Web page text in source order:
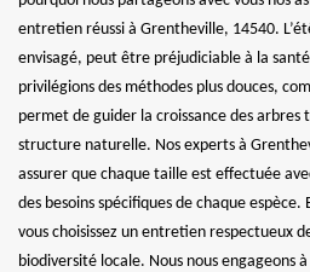
entretien réussi à Grentheville, 14540.
envisagé, peut être préjudiciable à la
privilégions des méthodes plus douces,
permet de guider la croissance des
structure naturelle. Nos experts à
assurer que chaque taille est effectuée
des besoins spécifiques de chaque
vous choisissez un entretien respectueux
biodiversité locale. Nous nous engageons